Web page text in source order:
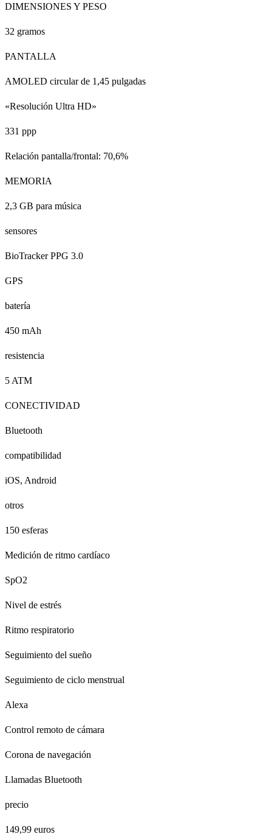
DIMENSIONES Y PESO
32 gramos
PANTALLA
AMOLED circular de 1,45 pulgadas
«Resolución Ultra HD»
331 ppp
Relación pantalla/frontal: 70,6%
MEMORIA
2,3 GB para música
sensores
BioTracker PPG 3.0
GPS
batería
450 mAh
resistencia
5 ATM
CONECTIVIDAD
Bluetooth
compatibilidad
iOS, Android
otros
150 esferas
Medición de ritmo cardíaco
SpO2
Nivel de estrés
Ritmo respiratorio
Seguimiento del sueño
Seguimiento de ciclo menstrual
Alexa
Control remoto de cámara
Corona de navegación
Llamadas Bluetooth
precio
149,99 euros